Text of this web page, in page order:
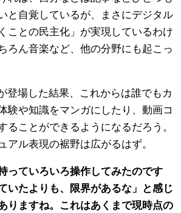
と自覚しているが、まさにデジタル
ことの民主化」が実現しているわけ
ろん音楽など、他の分野にも起こっ
登場した結果、これからは誰でもカ
験や知識をマンガにしたり、動画コ
ることができるようになるだろう。
アル表現の裾野は広がるはず。
っていろいろ操作してみたのです
いたよりも、限界があるな」と感じ
りますね。これはあくまで現時点の